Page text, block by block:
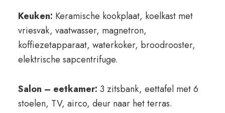
Keuken: Keramische kookplaat, koelkast met
vriesvak, vaatwasser, magnetron,
koffiezetapparaat, waterkoker, broodrooster,
elektrische sapcentrifuge.
Salon – eetkamer: 3 zitsbank, eettafel met 6
stoelen, TV, airco, deur naar het terras.